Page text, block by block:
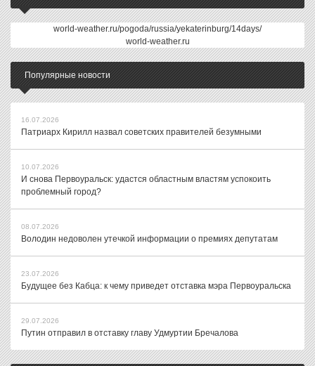
world-weather.ru/pogoda/russia/yekaterinburg/14days/
world-weather.ru
Популярные новости
16.07.2026
Патриарх Кирилл назвал советских правителей безумными
10.07.2026
И снова Первоуральск: удастся областным властям успокоить
проблемный город?
08.07.2026
Володин недоволен утечкой информации о премиях депутатам
23.07.2026
Будущее без Кабца: к чему приведет отставка мэра Первоуральска
29.07.2026
Путин отправил в отставку главу Удмуртии Бречалова